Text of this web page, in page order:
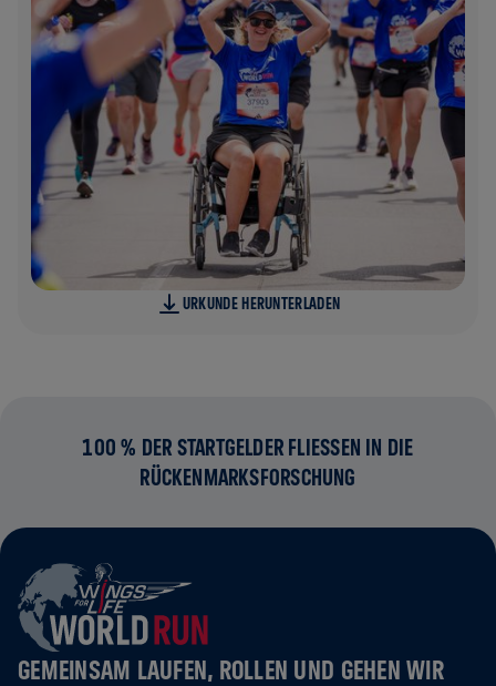
URKUNDE HERUNTERLADEN
100 % DER STARTGELDER FLIESSEN IN DIE R
ÜCKENMARKSFORSCHUNG
GEMEINSAM LAUFEN, ROLLEN UND GEHEN WIR